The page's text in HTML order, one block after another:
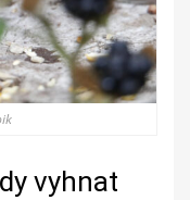
vyhnat